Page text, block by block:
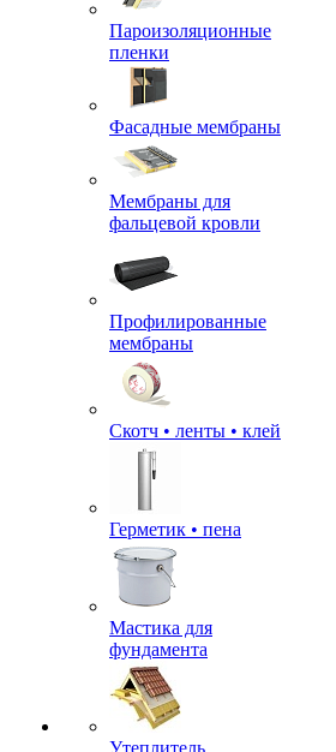
Пароизоляционные
пленки
Фасадные мембраны
Мембраны для
фальцевой кровли
Профилированные
мембраны
Скотч • ленты • клей
Герметик • пена
Мастика для
фундамента
Утеплитель